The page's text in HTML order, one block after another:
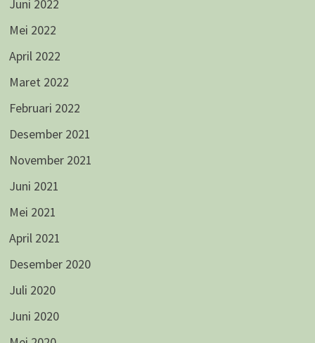
Juni 2022
Mei 2022
April 2022
Maret 2022
Februari 2022
Desember 2021
November 2021
Juni 2021
Mei 2021
April 2021
Desember 2020
Juli 2020
Juni 2020